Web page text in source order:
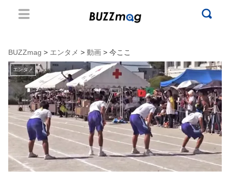
BUZZmag > エンタメ > 動画 > 今ここ
エンタメ